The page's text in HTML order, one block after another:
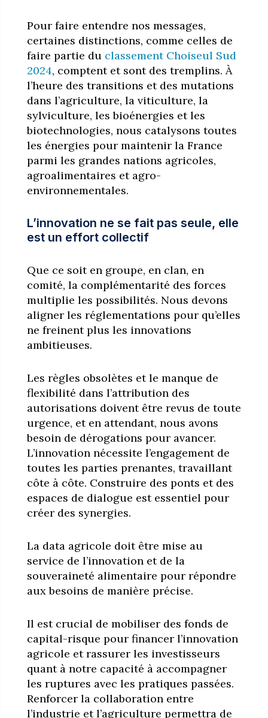
Pour faire entendre nos messages,
certaines distinctions, comme celles de
faire partie du classement Choiseul Sud
2024, comptent et sont des tremplins. À
l’heure des transitions et des mutations
dans l’agriculture, la viticulture, la
sylviculture, les bioénergies et les
biotechnologies, nous catalysons toutes
les énergies pour maintenir la France
parmi les grandes nations agricoles,
agroalimentaires et agro-
environnementales.
L’innovation ne se fait pas seule, elle
est un effort collectif
Que ce soit en groupe, en clan, en
comité, la complémentarité des forces
multiplie les possibilités. Nous devons
aligner les réglementations pour qu’elles
ne freinent plus les innovations
ambitieuses.
Les règles obsolètes et le manque de
flexibilité dans l’attribution des
autorisations doivent être revus de toute
urgence, et en attendant, nous avons
besoin de dérogations pour avancer.
L’innovation nécessite l’engagement de
toutes les parties prenantes, travaillant
côte à côte. Construire des ponts et des
espaces de dialogue est essentiel pour
créer des synergies.
La data agricole doit être mise au
service de l’innovation et de la
souveraineté alimentaire pour répondre
aux besoins de manière précise.
Il est crucial de mobiliser des fonds de
capital-risque pour financer l’innovation
agricole et rassurer les investisseurs
quant à notre capacité à accompagner
les ruptures avec les pratiques passées.
Renforcer la collaboration entre
l’industrie et l’agriculture permettra de